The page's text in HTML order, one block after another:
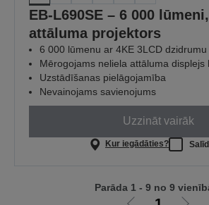
EB-L690SE – 6 000
attāluma projektors
6 000 lūmenu ar 4KE 3LCD dzidrumu
Mērogojams neliela attāluma displejs
Uzstādīšanas pielāgojamība
Nevainojams savienojums
Uzzināt vairāk
Kur iegādāties?
Parāda 1 - 9 no 9